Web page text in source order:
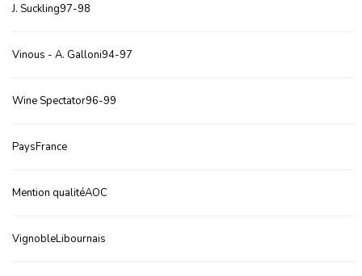
J. Suckling97-98
Vinous - A. Galloni94-97
Wine Spectator96-99
PaysFrance
Mention qualitéAOC
VignobleLibournais